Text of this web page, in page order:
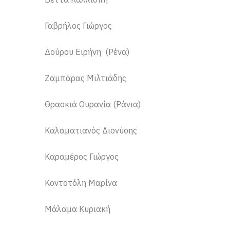
Γαβρήλος Γιώργος
Δούρου Ειρήνη (Ρένα)
Ζαμπάρας Μιλτιάδης
Θρασκιά Ουρανία (Ράνια)
Καλαματιανός Διονύσης
Καραμέρος Γιώργος
Κοντοτόλη Μαρίνα
Μάλαμα Κυριακή